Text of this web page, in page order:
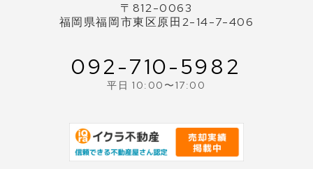
〒812-0063
福岡県福岡市東区原田2-14-7-406
092-710-5982
平日 10:00〜17:00